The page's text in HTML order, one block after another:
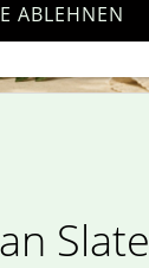
Slate
ABLEHNEN